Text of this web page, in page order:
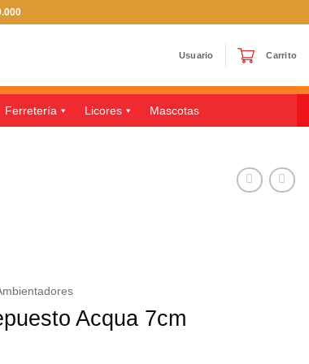
Usuario Carrito
Ferretería Licores Mascotas
Acqua 7cm